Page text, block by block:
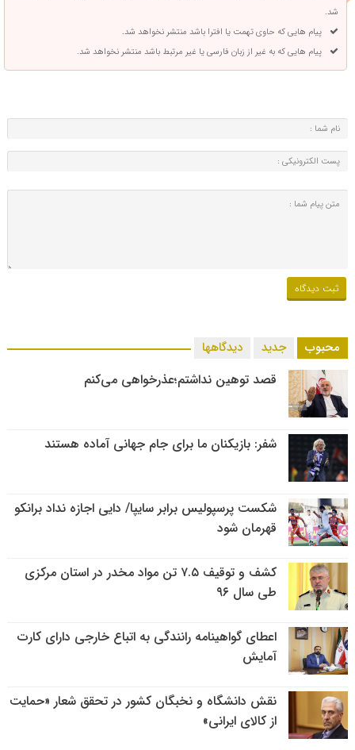
شد.
پیام هایی که حاوی تهمت یا افترا باشد منتشر نخواهد شد.
پیام هایی که به غیر از زبان فارسی یا غیر مرتبط باشد منتشر نخواهد شد.
محبوب جدید دیدگاهها
قصد توهین نداشتم؛عذرخواهی می‌کنم
شفر: بازیکنان ما برای جام جهانی آماده هستند
شکست پرسپولیس برابر سایپا/ دایی اجازه نداد برانکو
قهرمان شود
کشف و توقیف ۷.۵ تن مواد مخدر در استان مرکزی
طی سال ۹۶
اعطای گواهینامه رانندگی به اتباع خارجی دارای کارت
آمایش
نقش دانشگاه و نخبگان کشور در تحقق شعار «حمایت
از کالای ایرانی»